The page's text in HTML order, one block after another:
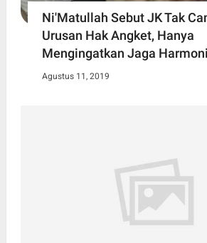
Ni'Matullah Sebut JK Tak
Urusan Hak Angket, Hanya
Mengingatkan Jaga
Agustus 11, 2019